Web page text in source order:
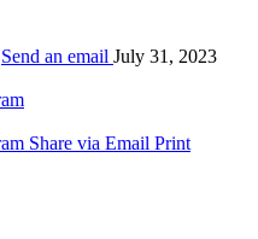
Send an email July 31, 2023
Share via Email Print